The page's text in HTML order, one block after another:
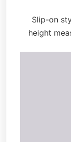
Slip-on
height